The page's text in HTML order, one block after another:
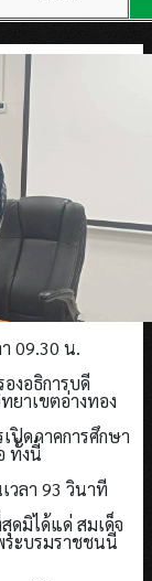
09.30 น.
งอธิการบดี
ยาเขตอ่างทอง
ปิดภาคการศึกษา
ทั้งนี้
วลา 93 วินาที
ดมิได้แด่ สมเด็จ
ระบรมราชชนนี